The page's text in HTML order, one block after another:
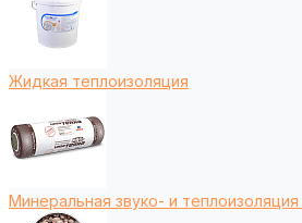
Жидкая теплоизоляция
Минеральная звуко- и